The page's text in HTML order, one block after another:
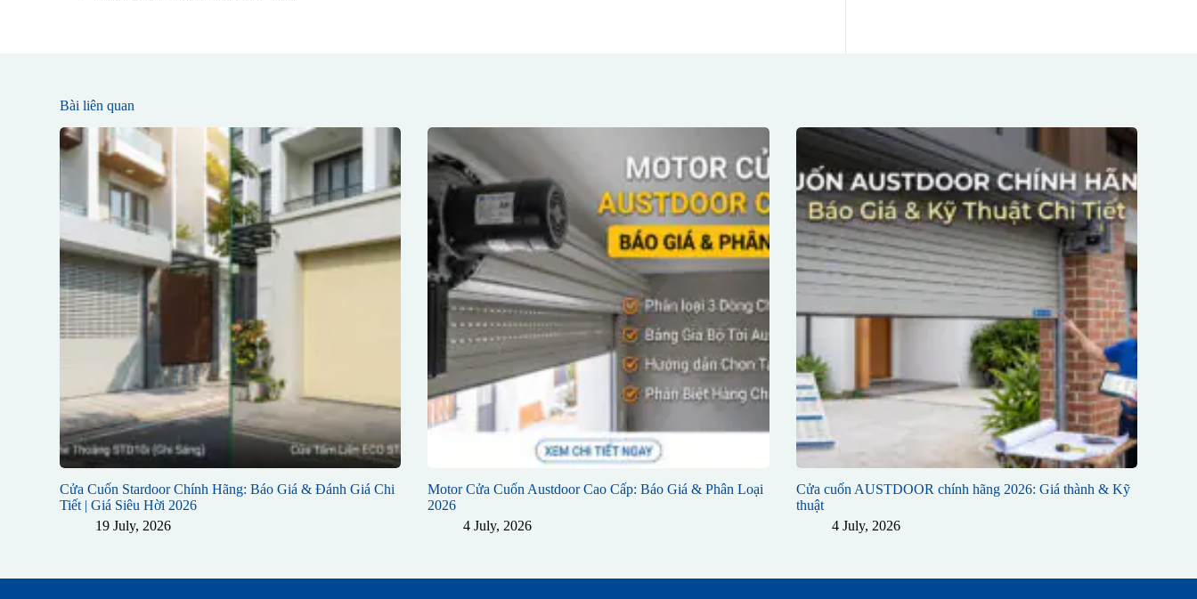
Bài liên quan
Cửa Cuốn Stardoor Chính Hãng: Báo Giá & Đánh Giá Chi
Tiết | Giá Siêu Hời 2026
19 July, 2026
Motor Cửa Cuốn Austdoor Cao Cấp: Báo Giá & Phân Loại
2026
4 July, 2026
Cửa cuốn AUSTDOOR chính hãng 2026: Giá thành & Kỹ
thuật
4 July, 2026